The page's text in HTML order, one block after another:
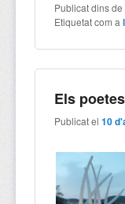
Publicat dins de
Etiquetat com a
Els
Publicat el10